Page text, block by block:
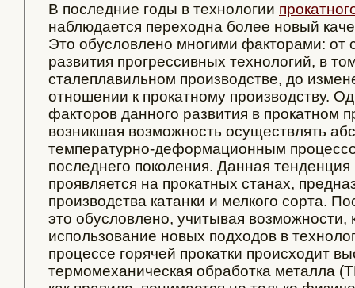
В последние годы в технологии
наблюдается переходна более новый
Это обусловлено многими факторами: от
развития прогрессивных технологий, в
сталеплавильном производстве, до
отношении к прокатному производству.
факторов данного развития в прокатном
возникшая возможность осуществлять
температурно-деформационным
последнего поколения. Данная
проявляется на прокатных станах,
производства катанки и мелкого сорта.
это обусловлено, учитывая возможности,
использование новых подходов в
процессе горячей прокатки происходит
термомеханическая обработка металла